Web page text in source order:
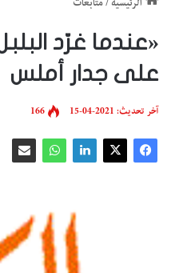
«عندما غرّد
على جدار أملس
آخر تحديث: 2021-04-15 166